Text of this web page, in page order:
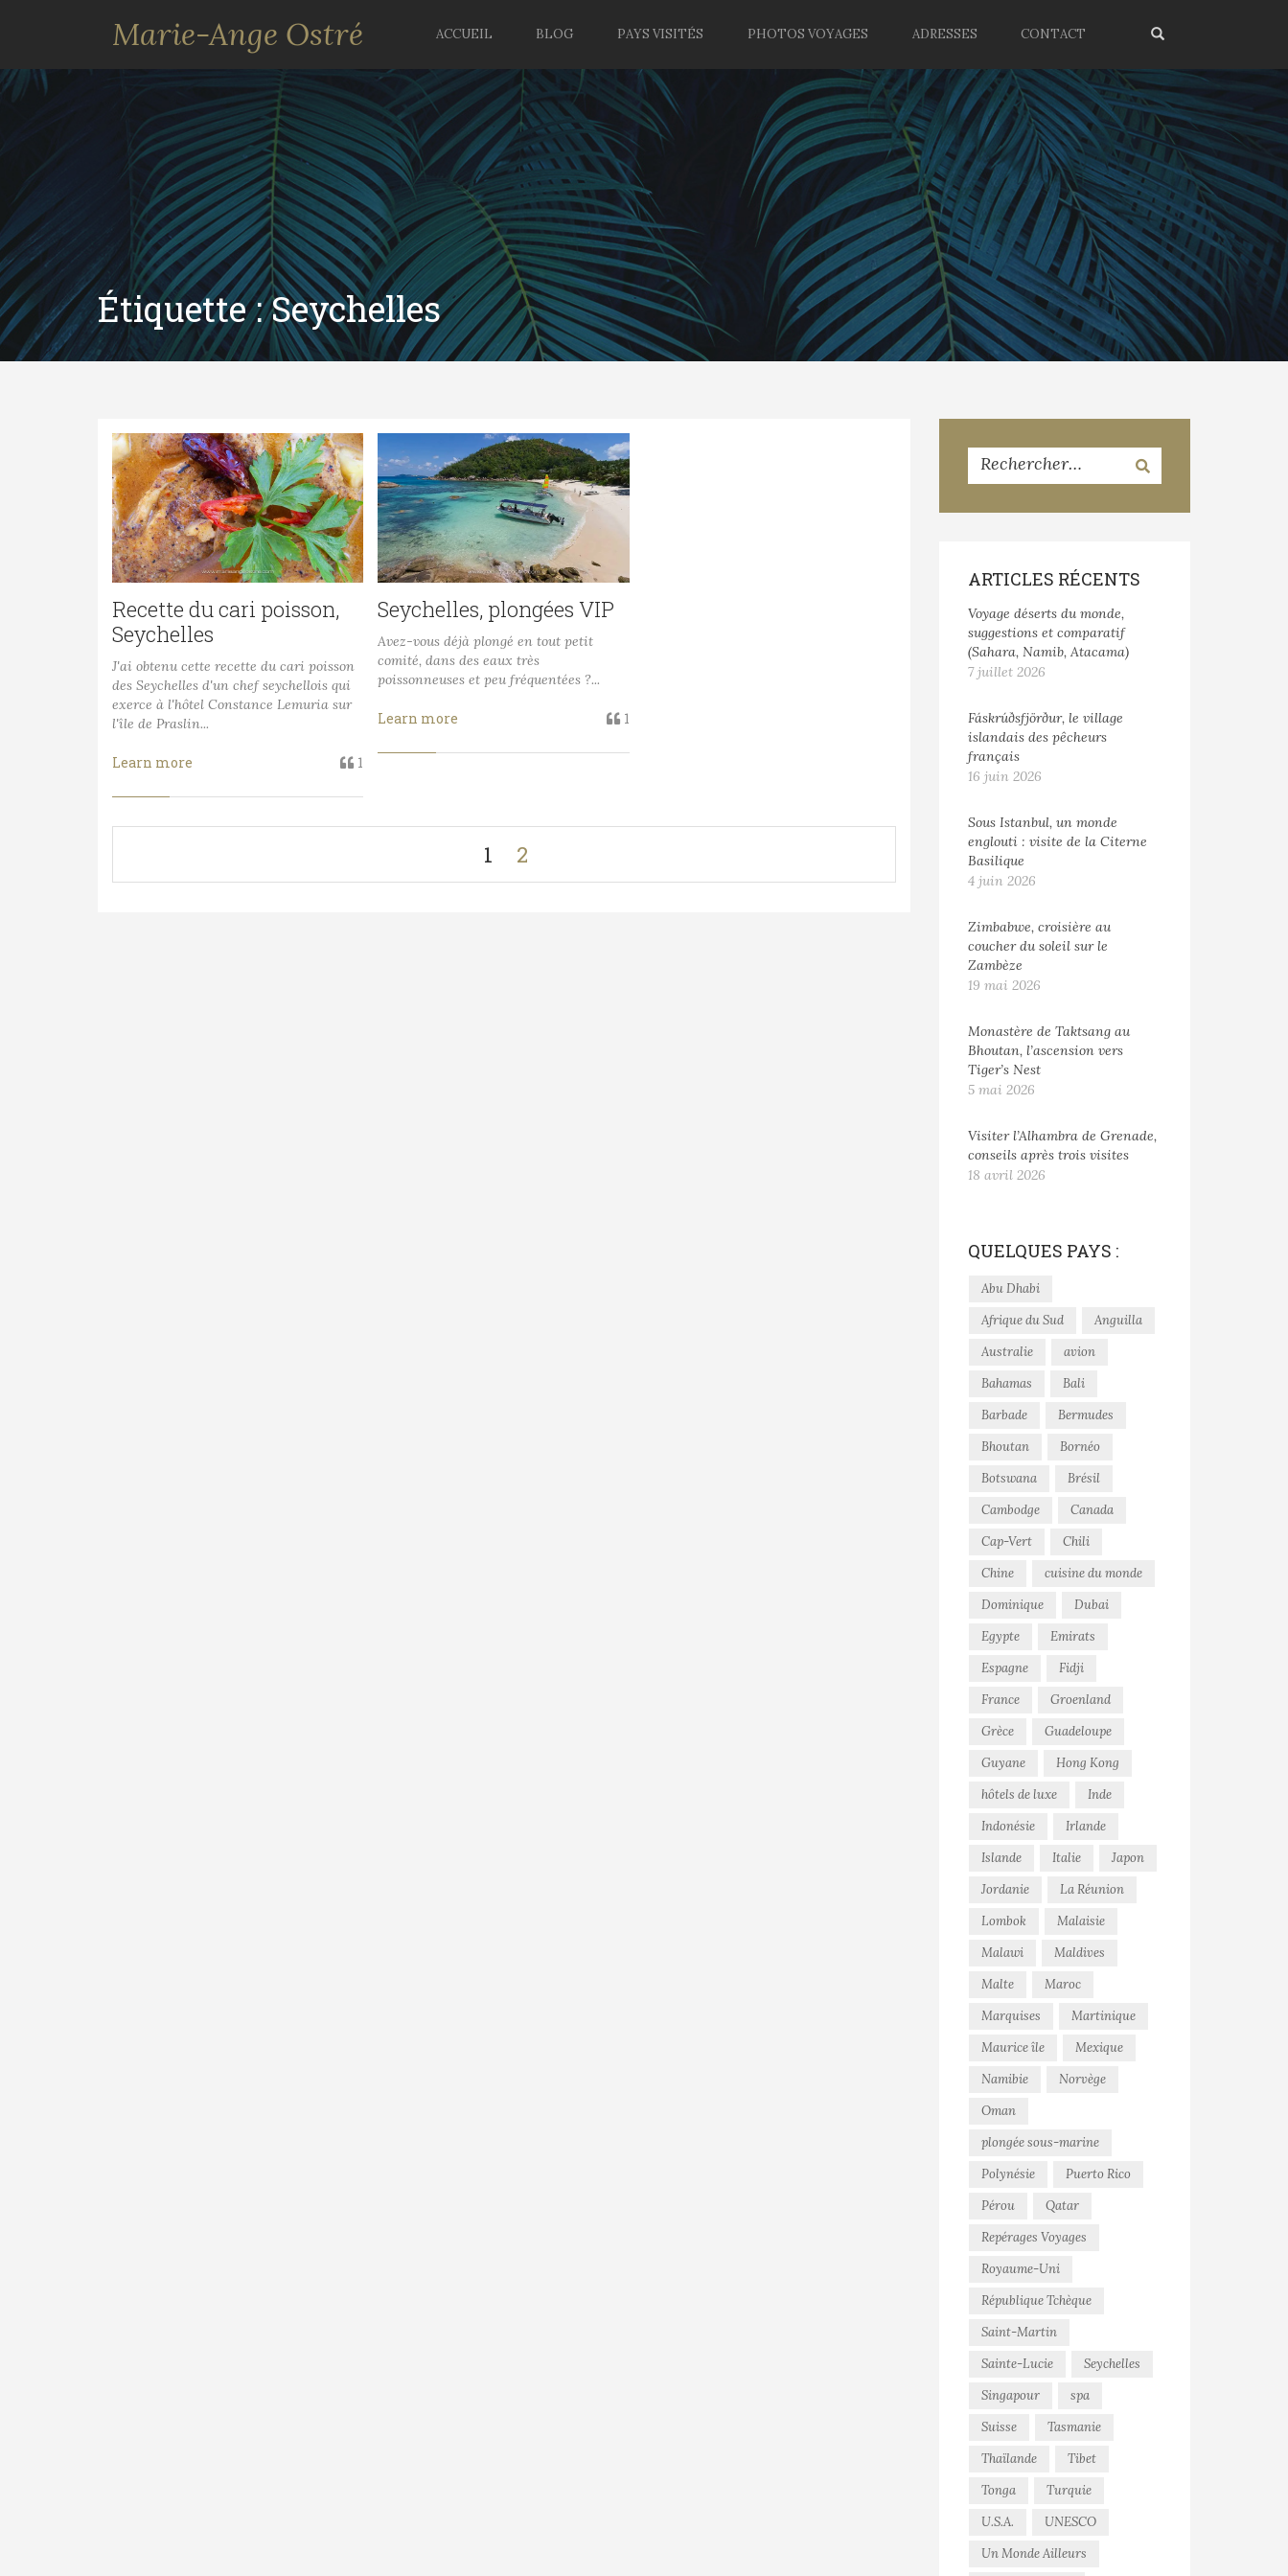
Marie-Ange Ostré ACCUEIL BLOG PAYS VISITÉS PHOTOS VOYAGES ADRESSES CONTACT
Étiquette :Seychelles
Recette du cari poisson,
Seychelles
J'ai obtenu cette recette du cari poisson
des Seychelles d'un chef seychellois qui
exerce à l'hôtel Constance Lemuria sur
l'île de Praslin...
Learn more 1
Seychelles, plongées VIP
Avez-vous déjà plongé en tout petit
comité, dans des eaux très
poissonneuses et peu fréquentées ?...
Learn more 1
1 2
ARTICLES RÉCENTS
Voyage déserts du monde,
suggestions et comparatif
(Sahara, Namib, Atacama)
7 juillet 2026
Fáskrúðsfjörður, le village
islandais des pêcheurs
français
16 juin 2026
Sous Istanbul, un monde
englouti : visite de la Citerne
Basilique
4 juin 2026
Zimbabwe, croisière au
coucher du soleil sur le
Zambèze
19 mai 2026
Monastère de Taktsang au
Bhoutan, l’ascension vers
Tiger’s Nest
5 mai 2026
Visiter l’Alhambra de Grenade,
conseils après trois visites
18 avril 2026
QUELQUES PAYS :
Abu Dhabi
Afrique du Sud
Anguilla
Australie
avion
Bahamas
Bali
Barbade
Bermudes
Bhoutan
Bornéo
Botswana
Brésil
Cambodge
Canada
Cap-Vert
Chili
Chine
cuisine du monde
Dominique
Dubai
Egypte
Emirats
Espagne
Fidji
France
Groenland
Grèce
Guadeloupe
Guyane
Hong Kong
hôtels de luxe
Inde
Indonésie
Irlande
Islande
Italie
Japon
Jordanie
La Réunion
Lombok
Malaisie
Malawi
Maldives
Malte
Maroc
Marquises
Martinique
Maurice île
Mexique
Namibie
Norvège
Oman
plongée sous-marine
Polynésie
Puerto Rico
Pérou
Qatar
Repérages Voyages
Royaume-Uni
République Tchèque
Saint-Martin
Sainte-Lucie
Seychelles
Singapour
spa
Suisse
Tasmanie
Thaïlande
Tibet
Tonga
Turquie
U.S.A.
UNESCO
Un Monde Ailleurs